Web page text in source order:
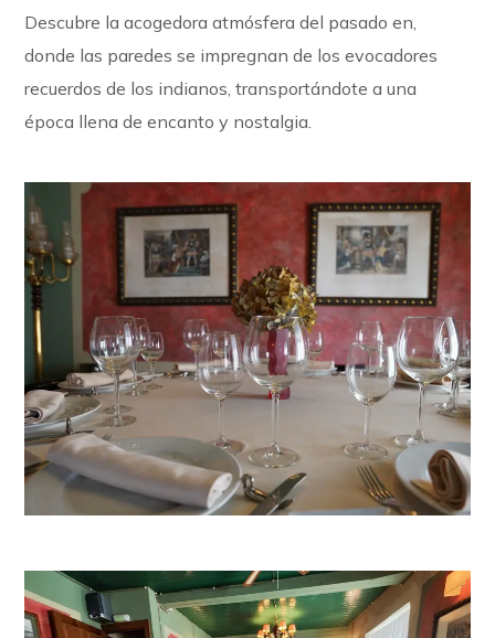
Descubre la acogedora atmósfera del pasado en,
donde las paredes se impregnan de los evocadores
recuerdos de los indianos, transportándote a una
época llena de encanto y nostalgia.